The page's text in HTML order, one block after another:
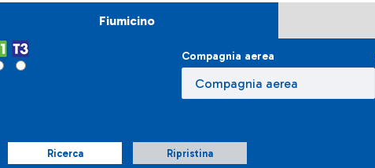
Fiumicino
Compagnia aerea
Ricerca Ripristina